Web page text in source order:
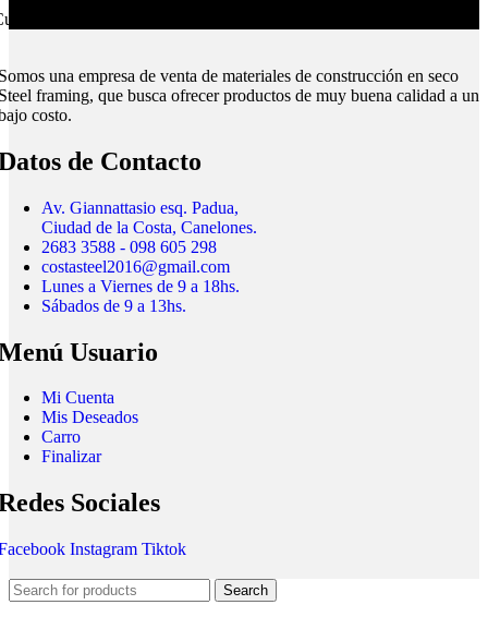
todo el país.
una empresa de venta de materiales de construcción en seco
framing, que busca ofrecer productos de muy buena calidad a un
costo.
de Contacto
Av. Giannattasio esq. Padua,
Ciudad de la Costa, Canelones.
2683 3588 - 098 605 298
costasteel2016@gmail.com
Lunes a Viernes de 9 a 18hs.
Sábados de 9 a 13hs.
Usuario
Mi Cuenta
Mis Deseados
Carro
Finalizar
Sociales
Instagram Tiktok
Search